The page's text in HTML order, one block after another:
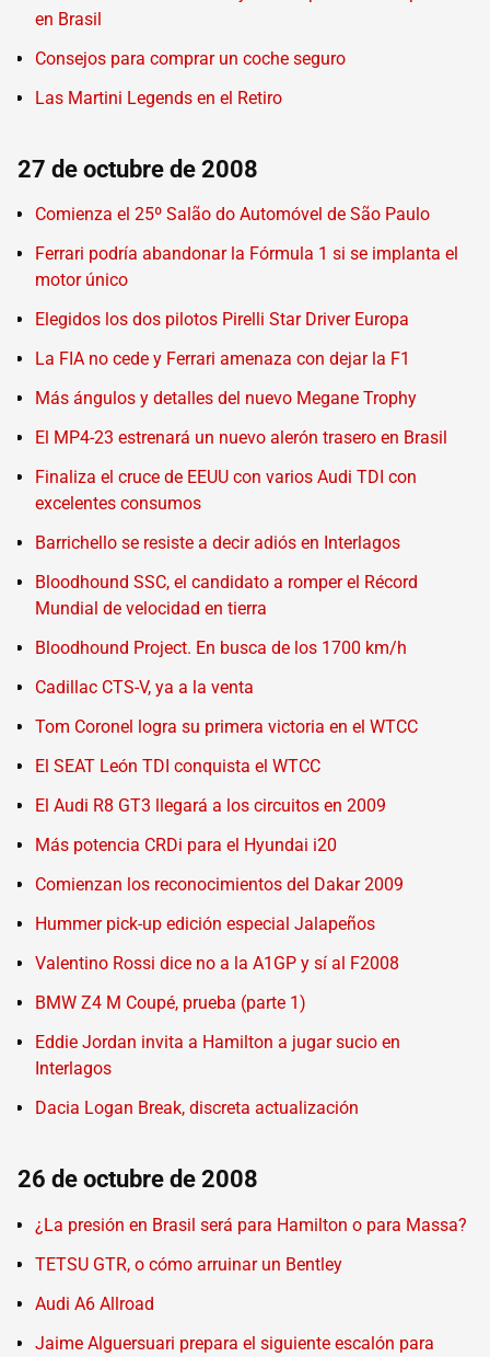
en Brasil
Consejos para comprar un coche seguro
Las Martini Legends en el Retiro
27 de octubre de 2008
Comienza el 25º Salão do Automóvel de São Paulo
Ferrari podría abandonar la Fórmula 1 si se implanta el
motor único
Elegidos los dos pilotos Pirelli Star Driver Europa
La FIA no cede y Ferrari amenaza con dejar la F1
Más ángulos y detalles del nuevo Megane Trophy
El MP4-23 estrenará un nuevo alerón trasero en Brasil
Finaliza el cruce de EEUU con varios Audi TDI con
excelentes consumos
Barrichello se resiste a decir adiós en Interlagos
Bloodhound SSC, el candidato a romper el Récord
Mundial de velocidad en tierra
Bloodhound Project. En busca de los 1700 km/h
Cadillac CTS-V, ya a la venta
Tom Coronel logra su primera victoria en el WTCC
El SEAT León TDI conquista el WTCC
El Audi R8 GT3 llegará a los circuitos en 2009
Más potencia CRDi para el Hyundai i20
Comienzan los reconocimientos del Dakar 2009
Hummer pick-up edición especial Jalapeños
Valentino Rossi dice no a la A1GP y sí al F2008
BMW Z4 M Coupé, prueba (parte 1)
Eddie Jordan invita a Hamilton a jugar sucio en
Interlagos
Dacia Logan Break, discreta actualización
26 de octubre de 2008
¿La presión en Brasil será para Hamilton o para Massa?
TETSU GTR, o cómo arruinar un Bentley
Audi A6 Allroad
Jaime Alguersuari prepara el siguiente escalón para